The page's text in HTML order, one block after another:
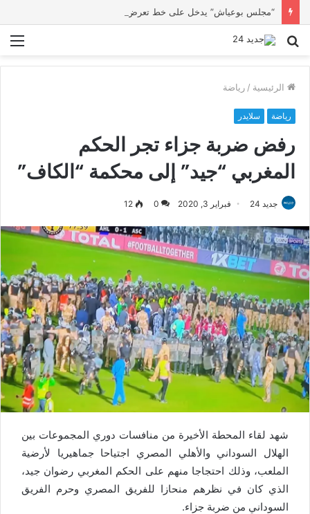
بحث
الرئيسية / رياضة
رياضة سلايدر
رفض ضربة جزاء تجر الحكم
المغربي “جيد” إلى محكمة “الكاف”
جديد 24 فبراير 3, 2020 0
12
شهد لقاء المحطة الأخيرة من منافسات دوري المجموعات بين
الهلال السوداني والأهلي المصري اجتياحا جماهيريا لأرضية
الملعب، وذلك احتجاجا منهم على الحكم المغربي رضوان جيد،
الذي كان في نظرهم منحازا للفريق المصري وحرم الفريق
السوداني من ضربة جزاء.